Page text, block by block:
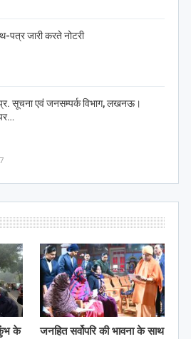
पत्र जारी करते नोटरी
सूचना एवं जनसम्पर्क विभाग, लखनऊ।
के
जनहित सर्वोपरि की भावना के साथ